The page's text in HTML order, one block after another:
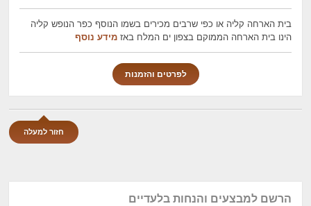
בית הארחה קליה או כפי שרבים מכירים בשמו הנוסף כפר הנופש קליה
הינו בית הארחה הממוקם בצפון ים המלח באזמידע נוסף
לפרטים והזמנות
חזור למעלה
הרשם למבצעים והנחות בלעדיים